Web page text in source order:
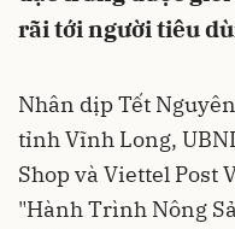
rãi tới người tiêu
Nhân dịp Tết
tỉnh Vĩnh Long,
Shop và Viettel Post
"Hành Trình Nông